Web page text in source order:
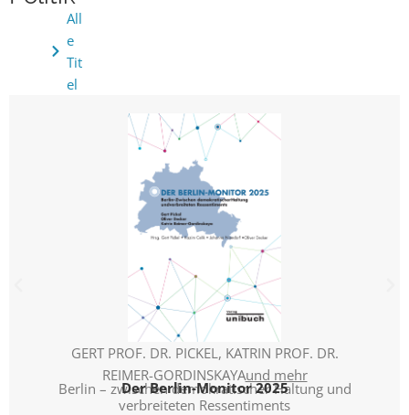
All
e
Tit
el
GERT PROF. DR. PICKEL , KATRIN PROF. DR.
REIMER-GORDINSKAYAund mehr
Der Berlin-Monitor 2025
Berlin – zwischen demokratischer Haltung und
verbreiteten Ressentiments